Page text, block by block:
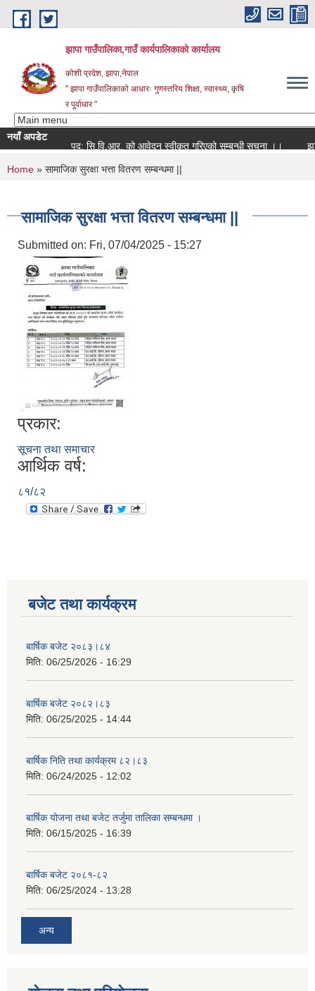
Skip to main content
झापा गाउँपालिका,गाउँ कार्यपालिकाको कार्यालय
कोशी प्रदेश, झापा,नेपाल
" झापा गाउँपालिकाको आधारः गुणस्तरिय शिक्षा, स्वास्थ्य, कृषि
र पुर्वाधार "
नयाँ अपडेट
पद: सि.वि.आर. को आवेदन स्वीकृत गरिएको सम्बन्धी सूचना ।।
You are here
Home » सामाजिक सुरक्षा भत्ता वितरण सम्बन्धमा ||
सामाजिक सुरक्षा भत्ता वितरण सम्बन्धमा ||
Submitted on: Fri, 07/04/2025 - 15:27
प्रकार:
सूचना तथा समाचार
आर्थिक वर्ष:
८१/८२
बजेट तथा कार्यक्रम
बार्षिक बजेट २०८३।८४
मिति: 06/25/2026 - 16:29
बार्षिक बजेट २०८२।८३
मिति: 06/25/2025 - 14:44
बार्षिक निति तथा कार्यक्रम ८२।८३
मिति: 06/24/2025 - 12:02
बार्षिक योजना तथा बजेट तर्जुमा तालिका सम्बन्धमा ।
मिति: 06/15/2025 - 16:39
बार्षिक बजेट २०८१-८२
मिति: 06/25/2024 - 13:28
अन्य